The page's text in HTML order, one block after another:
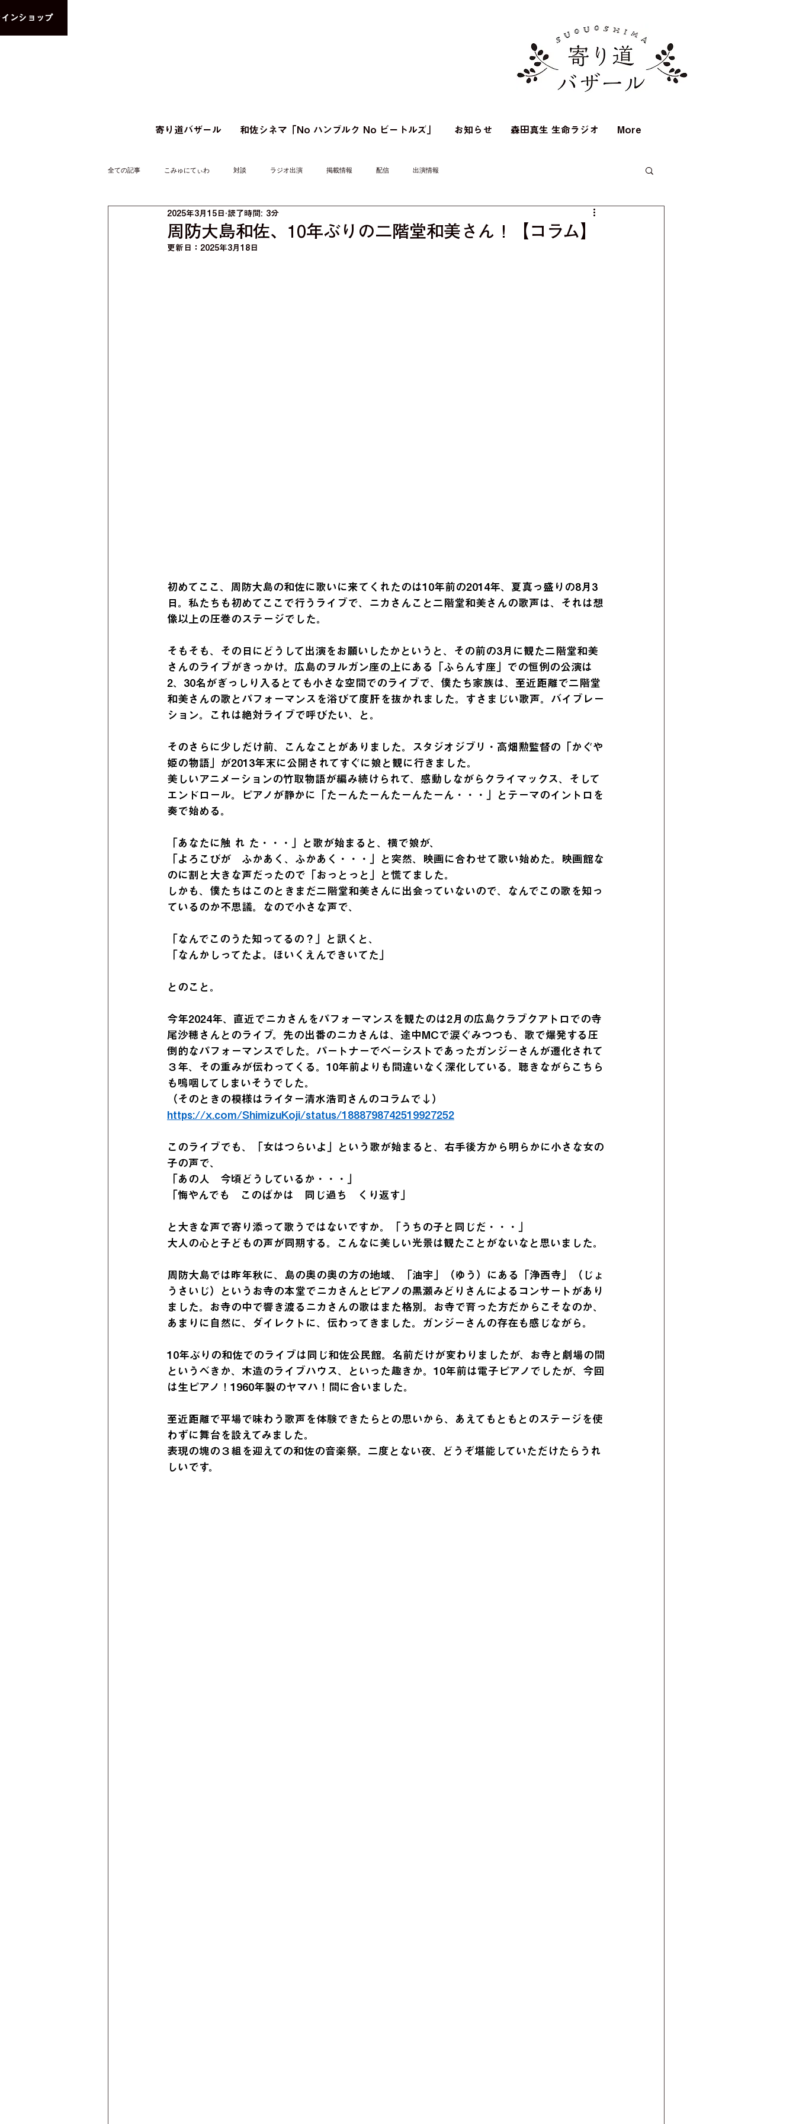
ンショップ
寄り道バザール 和佐シネマ「No ハンブルク No ビートルズ」 お知らせ 森田真生 生命ラジオ More
全ての記事 こみゅにてぃわ 対談 ラジオ出演 掲載情報 配信 出演情報
周防大島和佐、10年ぶりの二階堂和美さん！【コラム】
2025年3月15日 読了時間: 3分
更新日： 2025年3月18日
初めてここ、周防大島の和佐に歌いに来てくれたのは10年前の2014年、夏真っ盛りの8月3
日。私たちも初めてここで行うライブで、ニカさんこと二階堂和美さんの歌声は、それは想
像以上の圧巻のステージでした。
そもそも、その日にどうして出演をお願いしたかというと、その前の3月に観た二階堂和美
さんのライブがきっかけ。広島のヲルガン座の上にある「ふらんす座」での恒例の公演は
2、30名がぎっしり入るとても小さな空間でのライブで、僕たち家族は、至近距離で二階堂
和美さんの歌とパフォーマンスを浴びて度肝を抜かれました。すさまじい歌声。バイブレー
ション。これは絶対ライブで呼びたい、と。
そのさらに少しだけ前、こんなことがありました。スタジオジブリ・高畑勲監督の「かぐや
姫の物語」が2013年末に公開されてすぐに娘と観に行きました。
美しいアニメーションの竹取物語が編み続けられて、感動しながらクライマックス、そして
エンドロール。ピアノが静かに「たーんたーんたーんたーん・・・」とテーマのイントロを
奏で始める。
「あなたに触 れ た・・・」と歌が始まると、横で娘が、
「よろこびが　ふかあく、ふかあく・・・」と突然、映画に合わせて歌い始めた。映画館な
のに割と大きな声だったので「おっとっと」と慌てました。
しかも、僕たちはこのときまだ二階堂和美さんに出会っていないので、なんでこの歌を知っ
ているのか不思議。なので小さな声で、
「なんでこのうた知ってるの？」と訊くと、
「なんかしってたよ。ほいくえんできいてた」
とのこと。
今年2024年、直近でニカさんをパフォーマンスを観たのは2月の広島クラブクアトロでの寺
尾沙穂さんとのライブ。先の出番のニカさんは、途中MCで涙ぐみつつも、歌で爆発する圧
倒的なパフォーマンスでした。パートナーでベーシストであったガンジーさんが遷化されて
３年、その重みが伝わってくる。10年前よりも間違いなく深化している。聴きながらこちら
も嗚咽してしまいそうでした。
（そのときの模様はライター清水浩司さんのコラムで↓）
https://x.com/ShimizuKoji/status/1888798742519927252
このライブでも、「女はつらいよ」という歌が始まると、右手後方から明らかに小さな女の
子の声で、
「あの人　今頃どうしているか・・・」
「悔やんでも　このばかは　同じ過ち　くり返す」
と大きな声で寄り添って歌うではないですか。「うちの子と同じだ・・・」
大人の心と子どもの声が同期する。こんなに美しい光景は観たことがないなと思いました。
周防大島では昨年秋に、島の奥の奥の方の地域、「油宇」（ゆう）にある「浄西寺」（じょ
うさいじ）というお寺の本堂でニカさんとピアノの黒瀬みどりさんによるコンサートがあり
ました。お寺の中で響き渡るニカさんの歌はまた格別。お寺で育った方だからこそなのか、
あまりに自然に、ダイレクトに、伝わってきました。ガンジーさんの存在も感じながら。
10年ぶりの和佐でのライブは同じ和佐公民館。名前だけが変わりましたが、お寺と劇場の間
というべきか、木造のライブハウス、といった趣きか。10年前は電子ピアノでしたが、今回
は生ピアノ！1960年製のヤマハ！間に合いました。
至近距離で平場で味わう歌声を体験できたらとの思いから、あえてもともとのステージを使
わずに舞台を設えてみました。
表現の塊の３組を迎えての和佐の音楽祭。二度とない夜、どうぞ堪能していただけたらうれ
しいです。